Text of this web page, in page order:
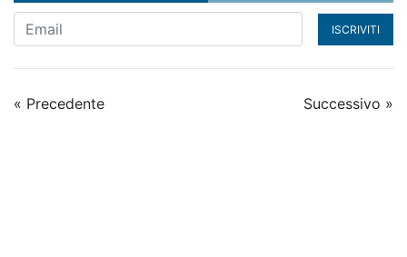
ISCRIVITI
« Precedente Successivo »